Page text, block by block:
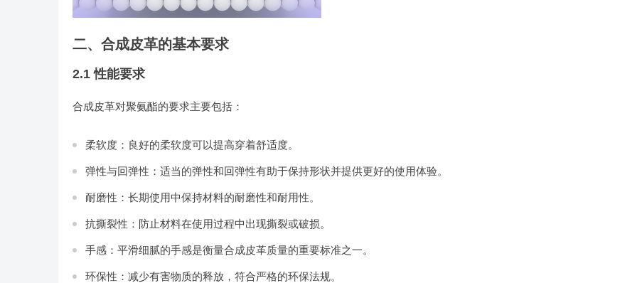
二、合成皮革的基本要求
2.1 性能要求
合成皮革对聚氨酯的要求主要包括：
柔软度：良好的柔软度可以提高穿着舒适度。
弹性与回弹性：适当的弹性和回弹性有助于保持形状并提供更好的使用体验。
耐磨性：长期使用中保持材料的耐磨性和耐用性。
抗撕裂性：防止材料在使用过程中出现撕裂或破损。
手感：平滑细腻的手感是衡量合成皮革质量的重要标准之一。
环保性：减少有害物质的释放，符合严格的环保法规。